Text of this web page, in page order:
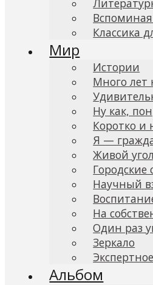
Классика
Мир
Истории
Много лет
Ну как,
Коротко и
Я —
Живой
Городские
Научный
На
Один раз
Зеркало
Альбом